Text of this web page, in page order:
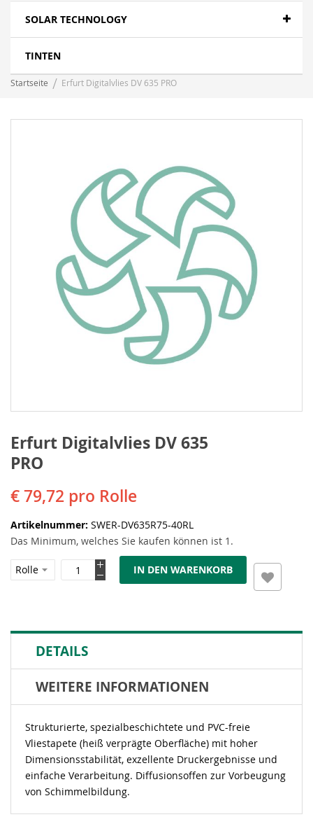
SOLAR TECHNOLOGY
TINTEN
Startseite Erfurt Digitalvlies DV 635 PRO
Erfurt Digitalvlies DV 635
PRO
€ 79,72 pro Rolle
Artikelnummer SWER-DV635R75-40RL
Das Minimum, welches Sie kaufen können ist 1.
IN DEN WARENKORB
DETAILS
WEITERE INFORMATIONEN
Strukturierte, spezialbeschichtete und PVC-freie
Vliestapete (heiß verprägte Oberfläche) mit hoher
Dimensionsstabilität, exzellente Druckergebnisse und
einfache Verarbeitung. Diffusionsoffen zur Vorbeugung
von Schimmelbildung.